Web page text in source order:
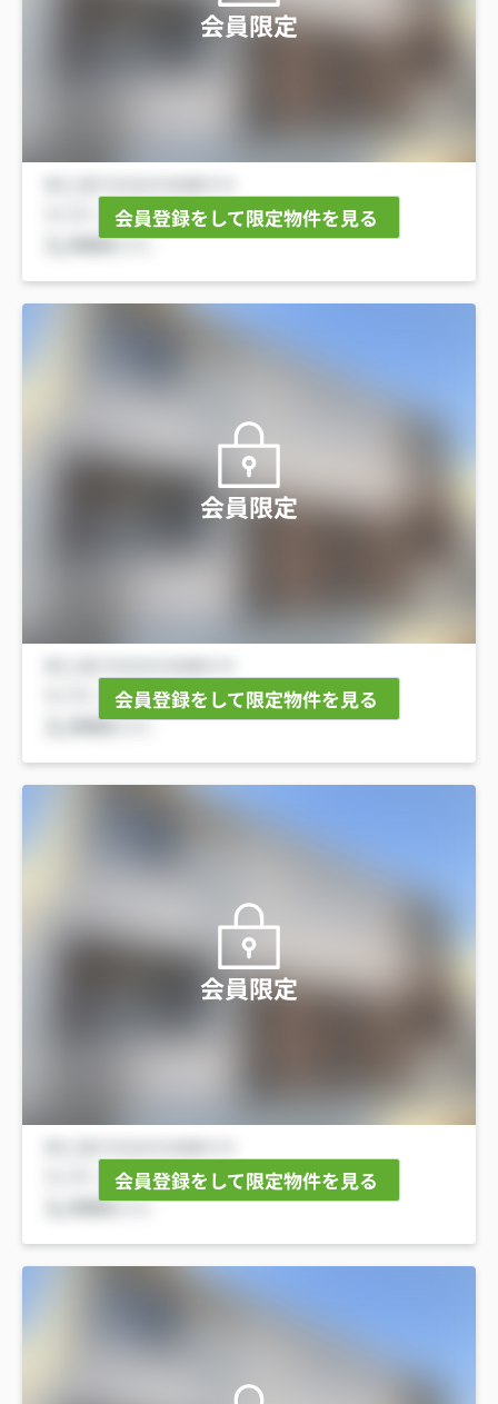
会員限定
会員登録をして限定物件を見る
会員限定
会員登録をして限定物件を見る
会員限定
会員登録をして限定物件を見る